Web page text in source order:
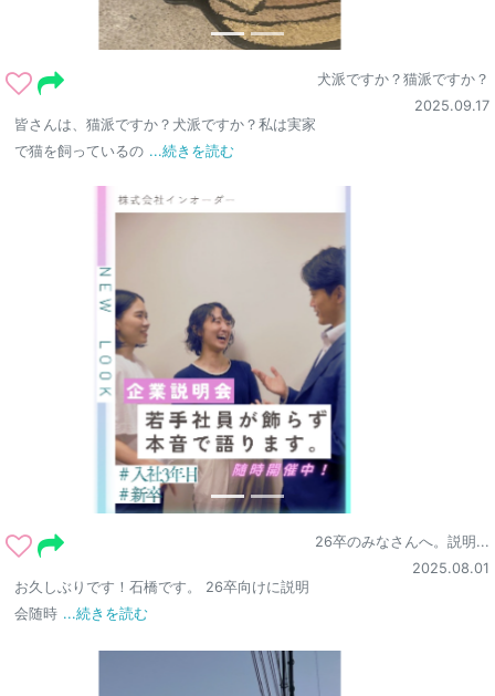
犬派ですか？猫派ですか？
2025.09.17
皆さんは、猫派ですか？犬派ですか？私は実家
で猫を飼っているの ...続きを読む
26卒のみなさんへ。説明...
2025.08.01
お久しぶりです！石橋です。 26卒向けに説明
会随時 ...続きを読む